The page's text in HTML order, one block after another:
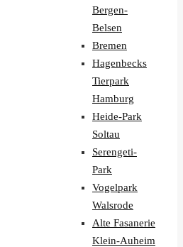
Bergen-
Belsen
Bremen
Hagenbecks
Tierpark
Hamburg
Heide-Park
Soltau
Serengeti-
Park
Vogelpark
Walsrode
Alte Fasanerie
Klein-Auheim